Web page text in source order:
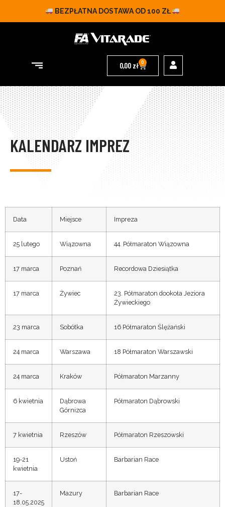
BEZPŁATNA DOSTAWA OD 100 ZŁ
0,00 zł 0
KALENDARZ IMPREZ
Data Miejsce Impreza
25 lutego Wiązowna 44. Półmaraton Wiązowna
17 marca Poznań Recordowa Dziesiątka
17 marca Żywiec
23. Półmaraton dookoła Jeziora
Żywieckiego
23 marca Sobótka 16 Półmaraton Ślężański
24 marca Warszawa 18 Półmaraton Warszawski
24 marca Kraków Półmaraton Marzanny
6 kwietnia
Dąbrowa
Górnizca
Półmaraton Dąbrowski
7 kwietnia Rzeszów Półmaraton Rzeszowski
19-21
kwietnia
Ustoń Barbarian Race
17-
18.05.2025
Mazury Barbarian Race